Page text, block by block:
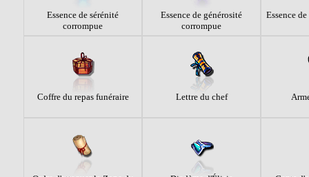
Essence de sérénité
corrompue
Essence de générosité
corrompue
Essence
Coffre du repas funéraire Lettre du chef